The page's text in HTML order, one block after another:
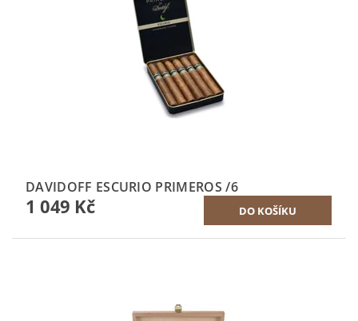
DAVIDOFF ESCURIO PRIMEROS /6
1 049 Kč